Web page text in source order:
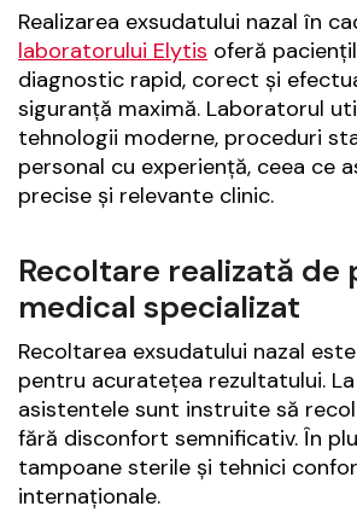
Realizarea exsudatului nazal în
laboratorului Elytis oferă
diagnostic rapid, corect și
siguranță maximă. Laboratorul
tehnologii moderne, proceduri
personal cu experiență, ceea ce
precise și relevante clinic.
Recoltare realizată de
medical specializat
Recoltarea exsudatului nazal
pentru acuratețea rezultatului.
asistentele sunt instrui­te să
fără disconfort semnificativ. În
tampoane sterile și tehnici
internaționale.